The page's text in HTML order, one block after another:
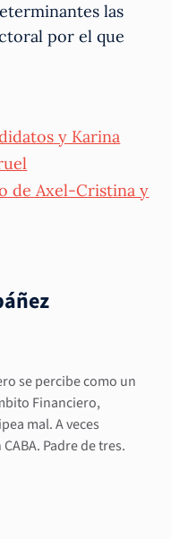
las
por el que
y Karina
de Axel-Cristina y
se percibe como un
Financiero,
mal. A veces
Padre de tres.